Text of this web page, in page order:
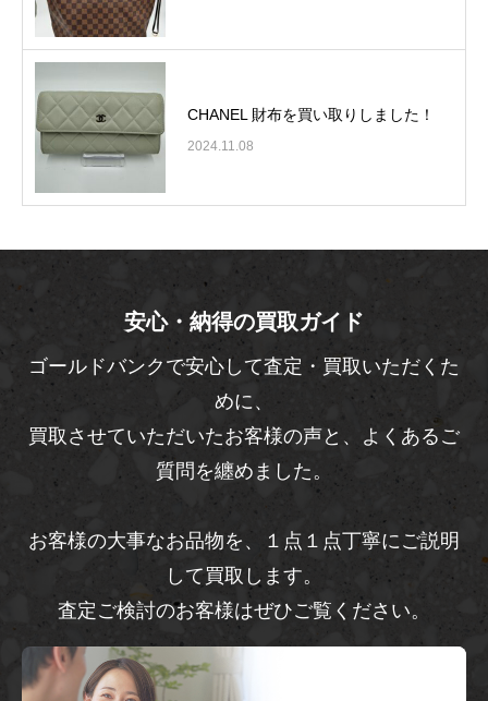
CHANEL 財布を買い取りしました！
2024.11.08
安心・納得の買取ガイド
ゴールドバンクで安心して査定・買取いただくた
めに、
買取させていただいたお客様の声と、よくあるご
質問を纏めました。
お客様の大事なお品物を、１点１点丁寧にご説明
して買取します。
査定ご検討のお客様はぜひご覧ください。